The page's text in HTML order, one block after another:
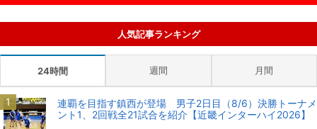
人気記事ランキング
24時間 週間 月間
連覇を目指す鎮西が登場 男子2日目（8/6）決勝トーナメ
ント1、2回戦全21試合を紹介【近畿インターハイ2026】